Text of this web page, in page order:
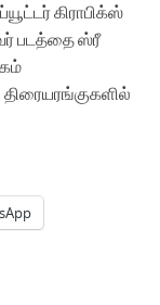
கிராபிக்ஸ்
படத்தை ஸ்ரீ
திரையரங்குகளில்